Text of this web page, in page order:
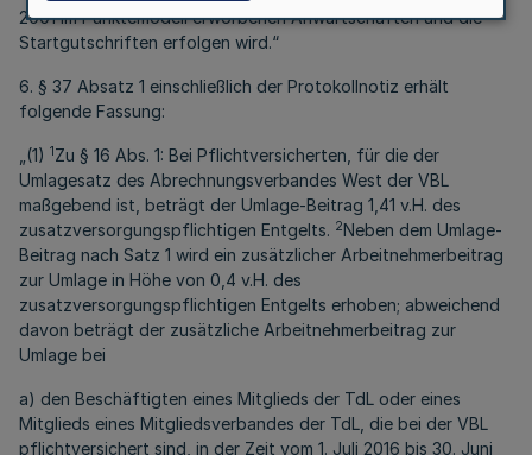
2001 im Punktemodell erworbenen Anwartschaften und die
Startgutschriften erfolgen wird.“
6. § 37 Absatz 1 einschließlich der Protokollnotiz erhält
folgende Fassung:
„(1) 1Zu § 16 Abs. 1: Bei Pflichtversicherten, für die der
Umlagesatz des Abrechnungsverbandes West der VBL
maßgebend ist, beträgt der Umlage-Beitrag 1,41 v.H. des
zusatzversorgungspflichtigen Entgelts. 2Neben dem Umlage-
Beitrag nach Satz 1 wird ein zusätzlicher Arbeitnehmerbeitrag
zur Umlage in Höhe von 0,4 v.H. des
zusatzversorgungspflichtigen Entgelts erhoben; abweichend
davon beträgt der zusätzliche Arbeitnehmerbeitrag zur
Umlage bei
a) den Beschäftigten eines Mitglieds der TdL oder eines
Mitglieds eines Mitgliedsverbandes der TdL, die bei der VBL
pflichtversichert sind, in der Zeit vom 1. Juli 2016 bis 30. Juni